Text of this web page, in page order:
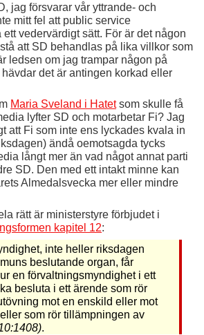
jag försvarar vår yttrande- och
mitt fel att public service
vedervärdigt sätt. För är det någon
att SD behandlas på lika villkor som
ledsen om jag trampar någon på
det är antingen korkad eller
Maria Sveland i Hatetsom skulle få
lyfter SD och motarbetar Fi? Jag
att Fi som inte ens lyckades kvala in
ändå oemotsagda tycks
långt mer än vad något annat parti
SD. Den med ett intakt minne kan
Almedalsvecka mer eller mindre
rätt är ministerstyre förbjudet i
kapitel 12:
inte heller riksdagen
beslutande organ, får
en förvaltningsmyndighet i ett
besluta i ett ärende som rör
mot en enskild eller mot
som rör tillämpningen av
.